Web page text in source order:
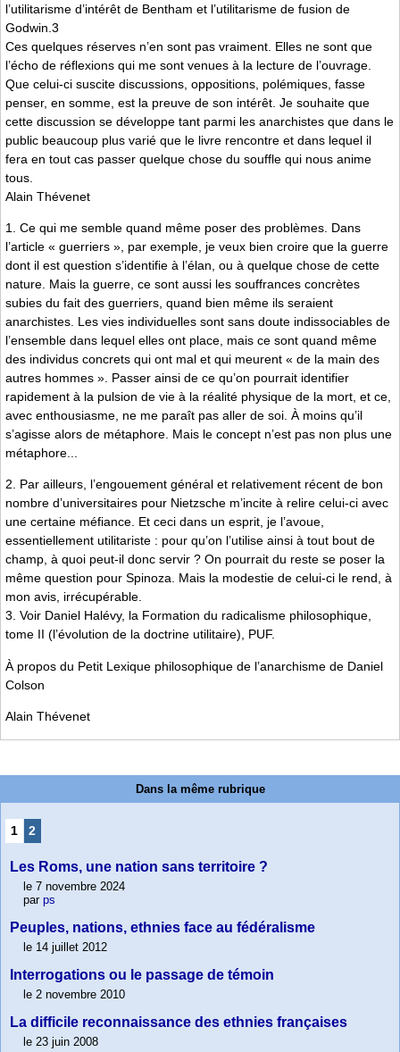
l’utilitarisme d’intérêt de Bentham et l’utilitarisme de fusion de
Godwin.3
Ces quelques réserves n’en sont pas vraiment. Elles ne sont que
l’écho de réflexions qui me sont venues à la lecture de l’ouvrage.
Que celui-ci suscite discussions, oppositions, polémiques, fasse
penser, en somme, est la preuve de son intérêt. Je souhaite que
cette discussion se développe tant parmi les anarchistes que dans le
public beaucoup plus varié que le livre rencontre et dans lequel il
fera en tout cas passer quelque chose du souffle qui nous anime
tous.
Alain Thévenet
1. Ce qui me semble quand même poser des problèmes. Dans
l’article « guerriers », par exemple, je veux bien croire que la guerre
dont il est question s’identifie à l’élan, ou à quelque chose de cette
nature. Mais la guerre, ce sont aussi les souffrances concrètes
subies du fait des guerriers, quand bien même ils seraient
anarchistes. Les vies individuelles sont sans doute indissociables de
l’ensemble dans lequel elles ont place, mais ce sont quand même
des individus concrets qui ont mal et qui meurent « de la main des
autres hommes ». Passer ainsi de ce qu’on pourrait identifier
rapidement à la pulsion de vie à la réalité physique de la mort, et ce,
avec enthousiasme, ne me paraît pas aller de soi. À moins qu’il
s’agisse alors de métaphore. Mais le concept n’est pas non plus une
métaphore...
2. Par ailleurs, l’engouement général et relativement récent de bon
nombre d’universitaires pour Nietzsche m’incite à relire celui-ci avec
une certaine méfiance. Et ceci dans un esprit, je l’avoue,
essentiellement utilitariste : pour qu’on l’utilise ainsi à tout bout de
champ, à quoi peut-il donc servir ? On pourrait du reste se poser la
même question pour Spinoza. Mais la modestie de celui-ci le rend, à
mon avis, irrécupérable.
3. Voir Daniel Halévy, la Formation du radicalisme philosophique,
tome II (l’évolution de la doctrine utilitaire), PUF.
À propos du Petit Lexique philosophique de l’anarchisme de Daniel
Colson
Alain Thévenet
Dans la même rubrique
1 2
Les Roms, une nation sans territoire ?
le 7 novembre 2024
par ps
Peuples, nations, ethnies face au fédéralisme
le 14 juillet 2012
Interrogations ou le passage de témoin
le 2 novembre 2010
La difficile reconnaissance des ethnies françaises
le 23 juin 2008